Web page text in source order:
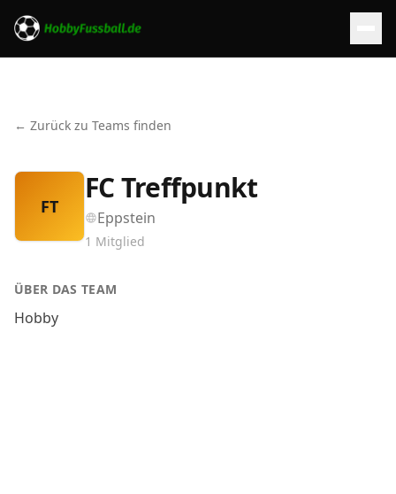
← Zurück zu Teams finden
FT
FC Treffpunkt
Eppstein
1 Mitglied
ÜBER DAS TEAM
Hobby